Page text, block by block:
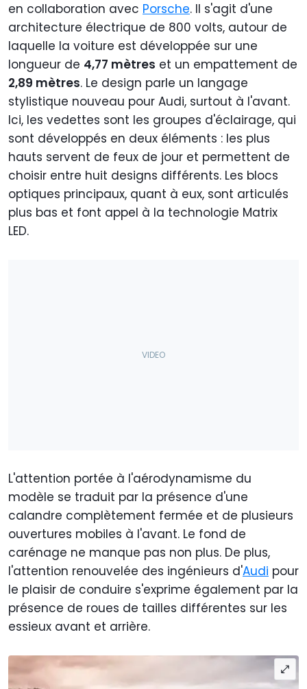
en collaboration avec Porsche. Il s'agit d'une
architecture électrique de 800 volts, autour de
laquelle la voiture est développée sur une
longueur de 4,77 mètres et un empattement de
2,89 mètres. Le design parle un langage
stylistique nouveau pour Audi, surtout à l'avant.
Ici, les vedettes sont les groupes d'éclairage, qui
sont développés en deux éléments : les plus
hauts servent de feux de jour et permettent de
choisir entre huit designs différents. Les blocs
optiques principaux, quant à eux, sont articulés
plus bas et font appel à la technologie Matrix
LED.
L'attention portée à l'aérodynamisme du
modèle se traduit par la présence d'une
calandre complètement fermée et de plusieurs
ouvertures mobiles à l'avant. Le fond de
carénage ne manque pas non plus. De plus,
l'attention renouvelée des ingénieurs d'Audi pour
le plaisir de conduire s'exprime également par la
présence de roues de tailles différentes sur les
essieux avant et arrière.